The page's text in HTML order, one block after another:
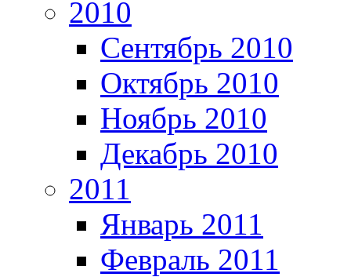
2010
Сентябрь 2010
Октябрь 2010
Ноябрь 2010
Декабрь 2010
2011
Январь 2011
Февраль 2011